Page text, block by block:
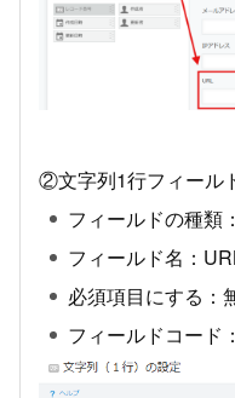
②文字列1行フィール
フィールドの種類
フィールド名：
必須項目にする：
フィールドコード